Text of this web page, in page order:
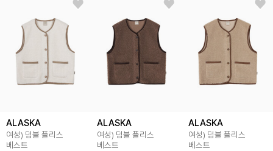
ALASKA
여성) 덤블 플리스
베스트
ALASKA
여성) 덤블 플리스
베스트
ALASKA
여성) 덤블 플리스
베스트